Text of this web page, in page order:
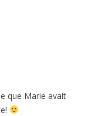
que Marie avait